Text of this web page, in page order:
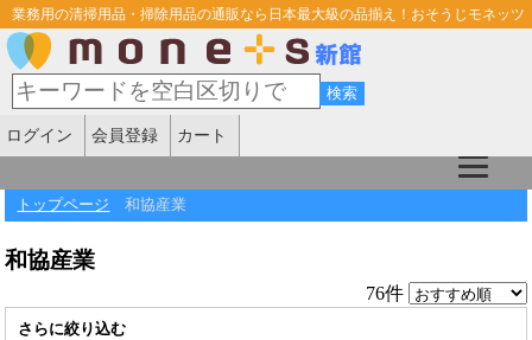
業務用の清掃用品・掃除用品の通販なら日本最大級の品揃え！おそうじモネッツ
ログイン 会員登録 カート
トップページ 和協産業
和協産業
76件
さらに絞り込む